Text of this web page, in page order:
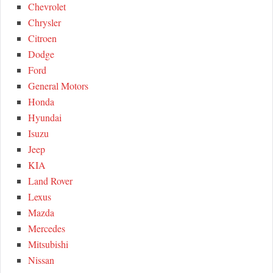
Chevrolet
Chrysler
Citroen
Dodge
Ford
General Motors
Honda
Hyundai
Isuzu
Jeep
KIA
Land Rover
Lexus
Mazda
Mercedes
Mitsubishi
Nissan